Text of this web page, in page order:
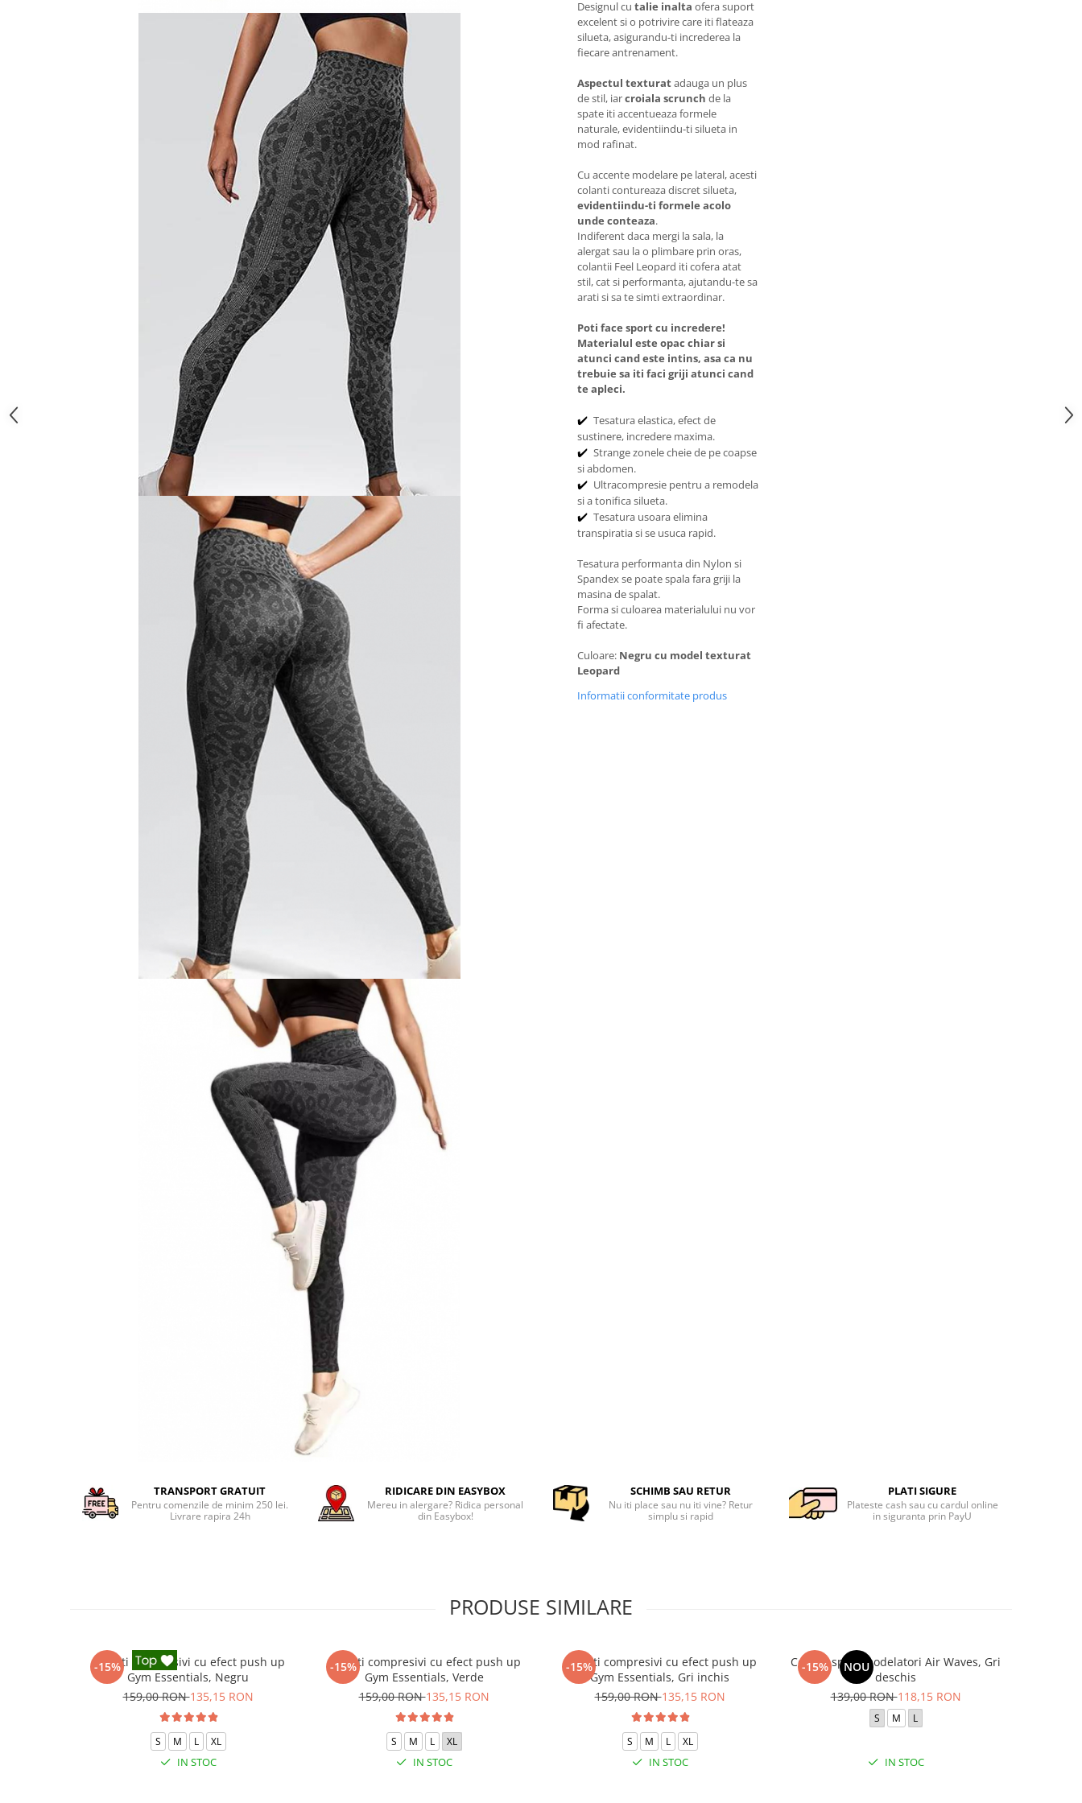
Designul cu talie inalta ofera suport
excelent si o potrivire care iti flateaza
silueta, asigurandu-ti increderea la
fiecare antrenament.
Aspectul texturatadauga un plus
de stil, iarcroiala scrunch de la
spate iti accentueaza formele
naturale, evidentiindu-ti silueta in
mod rafinat.
Cu accente modelare pe lateral, acesti
colanti contureaza discret silueta,
evidentiindu-ti formele acolo
unde conteaza.
Indiferent daca mergi la sala, la
alergat sau la o plimbare prin oras,
colantii Feel Leopard iti cofera atat
stil, cat si performanta, ajutandu-te sa
arati si sa te simti extraordinar.
Poti face sport cu incredere!
Materialul este opac chiar si
atunci cand este intins, asa ca nu
trebuie sa iti faci griji atunci cand
te apleci.
✔️ Tesatura elastica, efect de
sustinere, incredere maxima.
✔️ Strange zonele cheie de pe coapse
si abdomen.
✔️ Ultracompresie pentru a remodela
si a tonifica silueta.
✔️ Tesatura usoara elimina
transpiratia si se usuca rapid.
Tesatura performanta din Nylon si
Spandex se poate spala fara griji la
masina de spalat.
Forma si culoarea materialului nu vor
fi afectate.
Culoare: Negru cu model texturat
Leopard
Informatii conformitate produs
TRANSPORT GRATUIT
Pentru comenzile de minim 250 lei.
Livrare rapira 24h
RIDICARE DIN EASYBOX
Mereu in alergare? Ridica personal
din Easybox!
SCHIMB SAU RETUR
Nu iti place sau nu iti vine? Retur
simplu si rapid
PLATI SIGURE
Plateste cash sau cu cardul online
in siguranta prin PayU
PRODUSE SIMILARE
-15%
Colanti compresivi cu efect push up
Gym Essentials, Negru
159,00 RON135,15 RON
S M L XL
IN STOC
-15%
Colanti compresivi cu efect push up
Gym Essentials, Verde
159,00 RON135,15 RON
S M L XL
IN STOC
-15%
Colanti compresivi cu efect push up
Gym Essentials, Gri inchis
159,00 RON135,15 RON
S M L XL
IN STOC
-15% NOU
Colanti sport modelatori Air Waves, Gri
deschis
139,00 RON118,15 RON
S M L
IN STOC